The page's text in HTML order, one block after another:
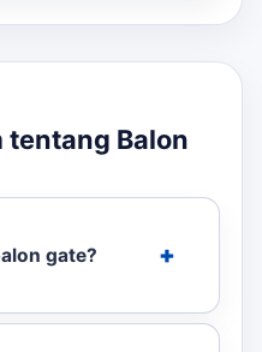
tentang Balon
gate?